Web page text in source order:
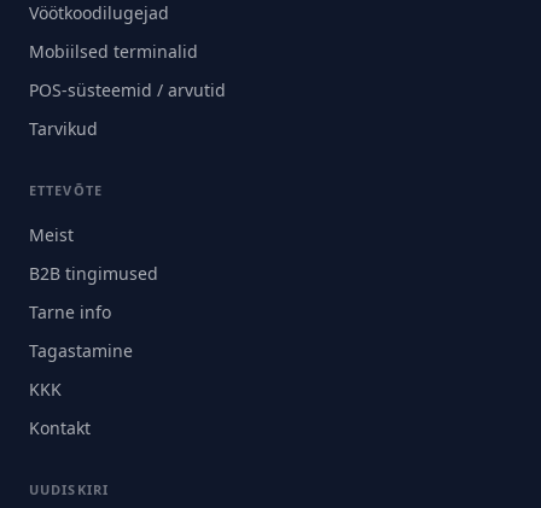
Vöötkoodilugejad
Mobiilsed terminalid
POS-süsteemid / arvutid
Tarvikud
ETTEVÕTE
Meist
B2B tingimused
Tarne info
Tagastamine
KKK
Kontakt
UUDISKIRI